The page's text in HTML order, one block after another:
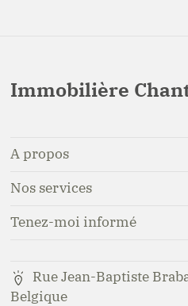
Immobilière
A propos
Nos services
Tenez-moi informé
Rue Jean-Baptiste
Belgique